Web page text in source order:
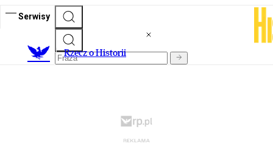
Serwisy
Rzecz o Historii